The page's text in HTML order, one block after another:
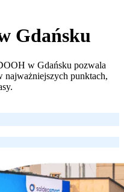
Gdańsku
w Gdańsku pozwala
najważniejszych punktach,